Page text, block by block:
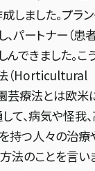
科）
わせ
しました。プラ
パートナー（患
できました。こ
（Horticultural
芸療法とは欧米
て、病気や怪我
持つ人々の治療
法のことを言い